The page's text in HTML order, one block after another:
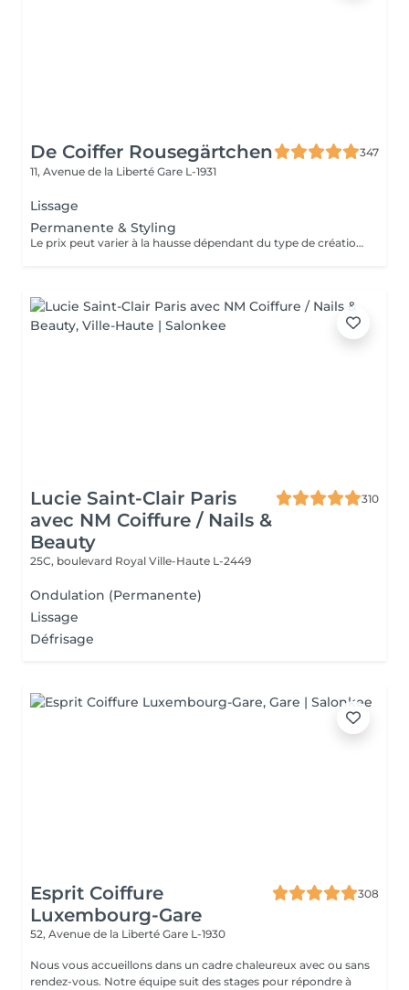
De Coiffer Rousegärtchen
347
11, Avenue de la Liberté Gare L-1931
Lissage
Permanente & Styling
Le prix peut varier à la hausse dépendant du type de création finalement réalisée.
Lucie Saint-Clair Paris
avec NM Coiffure / Nails &
Beauty
310
25C, boulevard Royal Ville-Haute L-2449
Ondulation (Permanente)
Lissage
Défrisage
Esprit Coiffure
Luxembourg-Gare
308
52, Avenue de la Liberté Gare L-1930
Nous vous accueillons dans un cadre chaleureux avec ou sans
rendez-vous. Notre équipe suit des stages pour répondre à